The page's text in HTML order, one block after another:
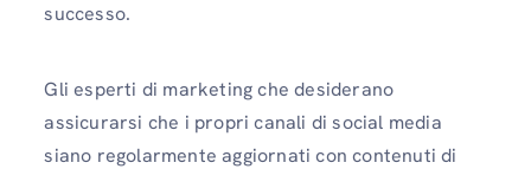
successo.
Gli esperti di marketing che desiderano
assicurarsi che i propri canali di social media
siano regolarmente aggiornati con contenuti di